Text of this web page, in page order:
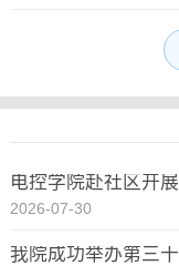
电控学院赴社区开
2026-07-30
我院成功举办第三